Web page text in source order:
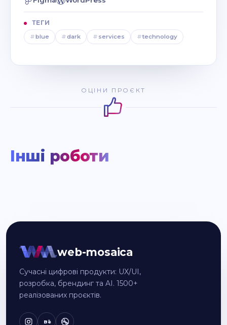
ТЕГИ
#blue #dark # services #technology
ОЦІНИ ПРОЄКТ
Інші роботи
web-mosaica
Сучасні цифрові продукти: UX/UI,
розробка, брендинг та AI. 1500+
реалізованих проєктів.
Bē